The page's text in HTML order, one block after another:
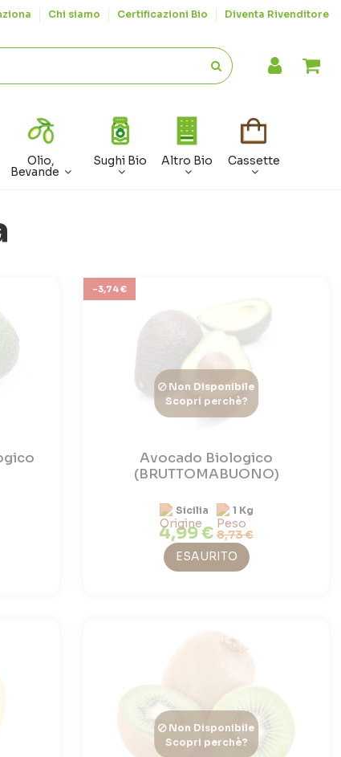
Chi siamo Certificazioni Bio Diventa Rivenditore
Olio,
Bevande
Sughi Bio Altro Bio Cassette
-3,74 €
Non Disponibile
Scopri perchè?
Avocado Biologico
(BRUTTOMABUONO)
Sicilia 1 Kg
4,99 € 8,73 €
ESAURITO
Non Disponibile
Scopri perchè?